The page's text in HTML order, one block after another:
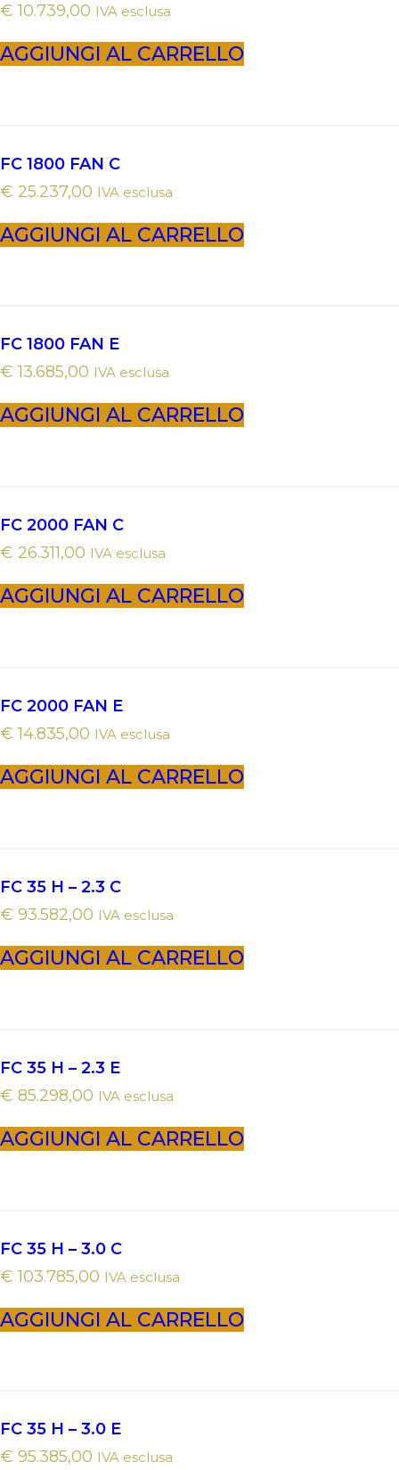
€ 10.739,00 IVA esclusa
AGGIUNGI AL CARRELLO
FC 1800 FAN C
€ 25.237,00 IVA esclusa
AGGIUNGI AL CARRELLO
FC 1800 FAN E
€ 13.685,00 IVA esclusa
AGGIUNGI AL CARRELLO
FC 2000 FAN C
€ 26.311,00 IVA esclusa
AGGIUNGI AL CARRELLO
FC 2000 FAN E
€ 14.835,00 IVA esclusa
AGGIUNGI AL CARRELLO
FC 35 H – 2.3 C
€ 93.582,00 IVA esclusa
AGGIUNGI AL CARRELLO
FC 35 H – 2.3 E
€ 85.298,00 IVA esclusa
AGGIUNGI AL CARRELLO
FC 35 H – 3.0 C
€ 103.785,00 IVA esclusa
AGGIUNGI AL CARRELLO
FC 35 H – 3.0 E
€ 95.385,00 IVA esclusa